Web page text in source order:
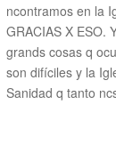
ncontramos en la
GRACIAS X ESO.
grands cosas q
son difíciles y la
Sanidad q tanto